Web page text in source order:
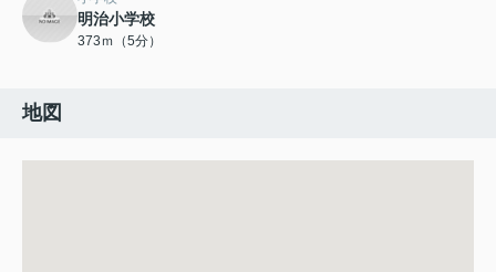
明治小学校
373ｍ（5分）
地図